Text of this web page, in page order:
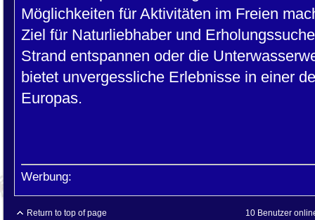
Möglichkeiten für Aktivitäten im Freien
Ziel für Naturliebhaber und
Strand entspannen oder die
bietet unvergessliche Erlebnisse in einer
Europas.
Werbung:
Return to top of page 10 Benutzer